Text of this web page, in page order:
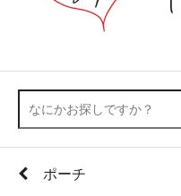
ポーチ